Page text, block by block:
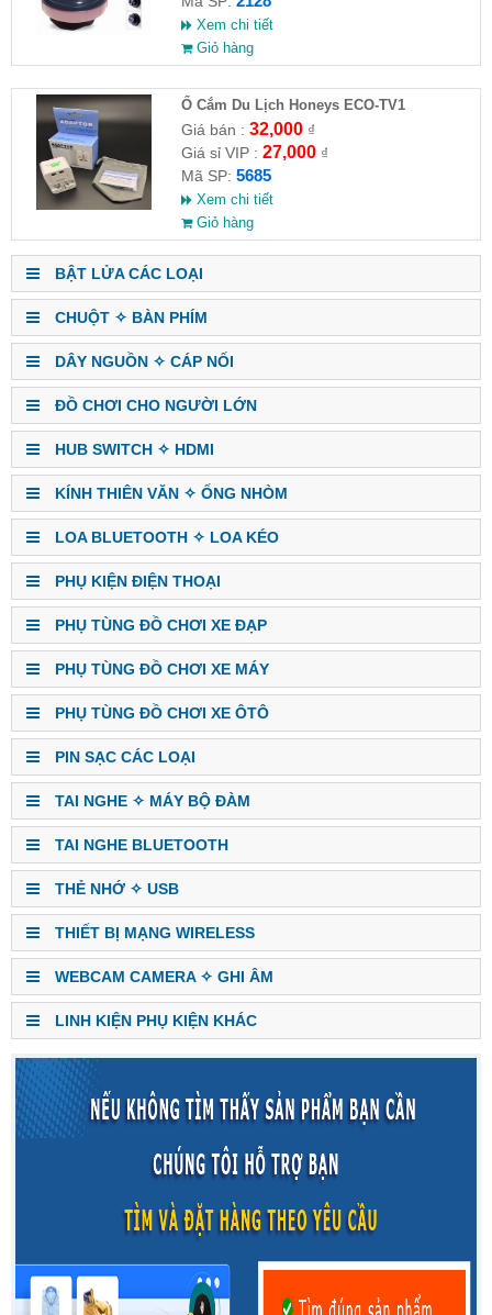
Xem chi tiết
Giỏ hàng
Ổ Cắm Du Lịch Honeys ECO-TV1
Giá bán : 32,000₫
Giá sỉ VIP : 27,000₫
Mã SP: 5685
Xem chi tiết
Giỏ hàng
BẬT LỬA CÁC LOẠI
CHUỘT ✧ BÀN PHÍM
DÂY NGUỒN ✧ CÁP NỐI
ĐỒ CHƠI CHO NGƯỜI LỚN
HUB SWITCH ✧ HDMI
KÍNH THIÊN VĂN ✧ ỐNG NHÒM
LOA BLUETOOTH ✧ LOA KÉO
PHỤ KIỆN ĐIỆN THOẠI
PHỤ TÙNG ĐỒ CHƠI XE ĐẠP
PHỤ TÙNG ĐỒ CHƠI XE MÁY
PHỤ TÙNG ĐỒ CHƠI XE ÔTÔ
PIN SẠC CÁC LOẠI
TAI NGHE ✧ MÁY BỘ ĐÀM
TAI NGHE BLUETOOTH
THẺ NHỚ ✧ USB
THIẾT BỊ MẠNG WIRELESS
WEBCAM CAMERA ✧ GHI ÂM
LINH KIỆN PHỤ KIỆN KHÁC